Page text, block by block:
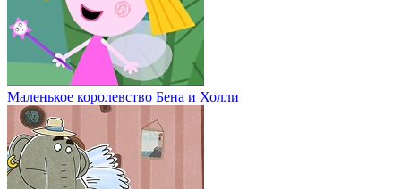
Маленькое королевство Бена и Холли